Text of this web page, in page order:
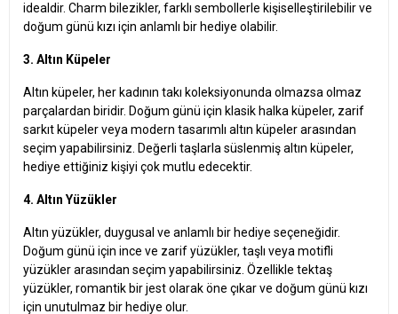
idealdir. Charm bilezikler, farklı sembollerle kişiselleştirilebilir ve
doğum günü kızı için anlamlı bir hediye olabilir.
3. Altın Küpeler
Altın küpeler, her kadının takı koleksiyonunda olmazsa olmaz
parçalardan biridir. Doğum günü için klasik halka küpeler, zarif
sarkıt küpeler veya modern tasarımlı altın küpeler arasından
seçim yapabilirsiniz. Değerli taşlarla süslenmiş altın küpeler,
hediye ettiğiniz kişiyi çok mutlu edecektir.
4. Altın Yüzükler
Altın yüzükler, duygusal ve anlamlı bir hediye seçeneğidir.
Doğum günü için ince ve zarif yüzükler, taşlı veya motifli
yüzükler arasından seçim yapabilirsiniz. Özellikle tektaş
yüzükler, romantik bir jest olarak öne çıkar ve doğum günü kızı
için unutulmaz bir hediye olur.